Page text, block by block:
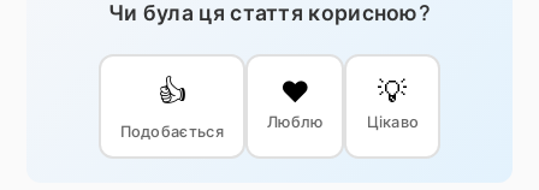
Чи була ця стаття корисною?
👍
Подобається
❤️
Люблю
💡
Цікаво